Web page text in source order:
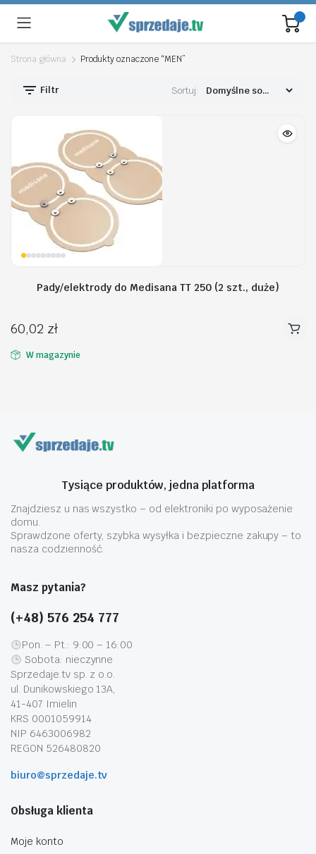
Strona główna Produkty oznaczone “MEN”
Filtr Sortuj:
Pady/elektrody do Medisana TT 250 (2 szt., duże)
60,02 zł
W magazynie
Tysiące produktów, jedna platforma
Znajdziesz u nas wszystko – od elektroniki po wyposażenie
domu.
Sprawdzone oferty, szybka wysyłka i bezpieczne zakupy – to
nasza codzienność.
Masz pytania?
(+48) 576 254 777
Pon. – Pt.: 9:00 – 16:00
Sobota: nieczynne
Sprzedaje.tv sp. z o.o.
ul. Dunikowskiego 13A,
41-407 Imielin
KRS 0001059914
NIP 6463006982
REGON 526480820
biuro@sprzedaje.tv
Obsługa klienta
Moje konto